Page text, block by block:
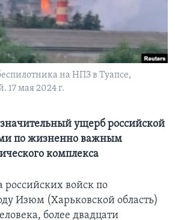
на НПЗ в Туапсе,
17 мая 2024 г.
ущерб российской
по жизненно важным
комплекса
российских войск по
Изюм (Харьковской область)
более двадцати